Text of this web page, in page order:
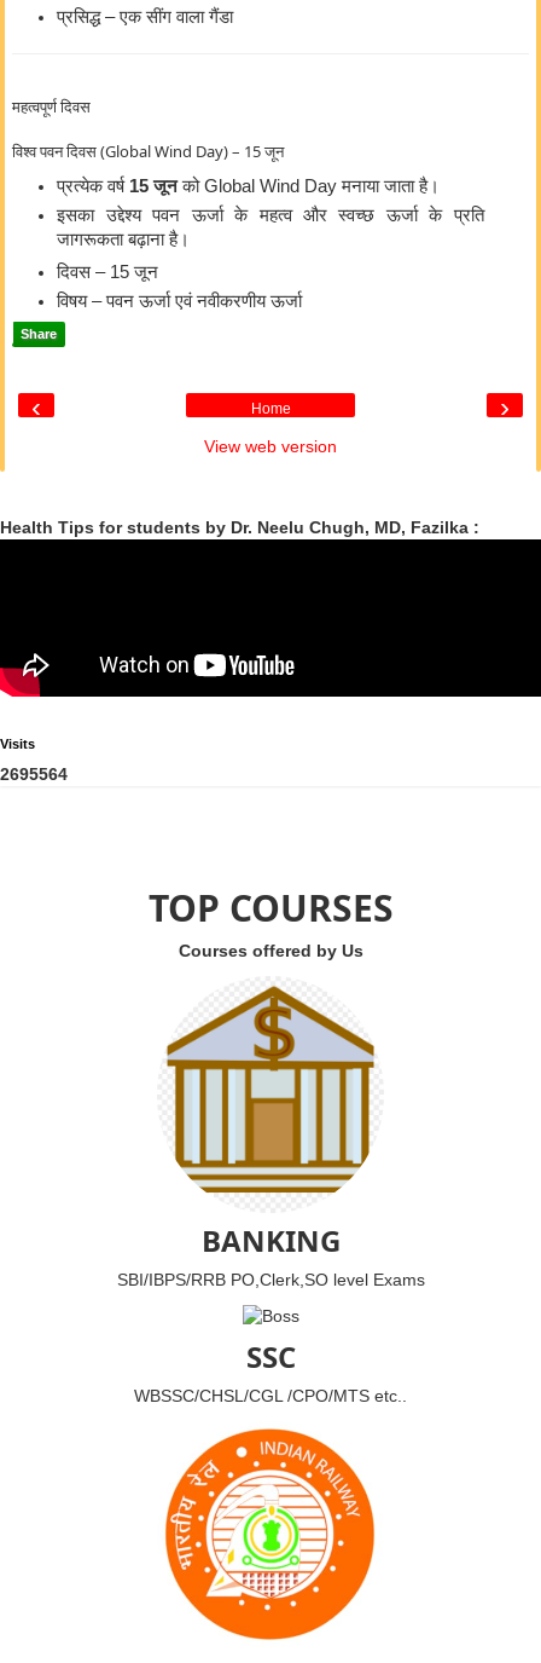
प्रसिद्ध – एक सींग वाला गैंडा
महत्वपूर्ण दिवस
विश्व पवन दिवस (Global Wind Day) – 15 जून
प्रत्येक वर्ष 15 जूनको Global Wind Day मनाया जाता है।
इसका उद्देश्य पवन ऊर्जा के महत्व और स्वच्छ ऊर्जा के प्रति
जागरूकता बढ़ाना है।
दिवस – 15 जून
विषय – पवन ऊर्जा एवं नवीकरणीय ऊर्जा
Share
‹ ›
Home
View web version
Health Tips for students by Dr. Neelu Chugh, MD, Fazilka :
Visits
2695564
TOP COURSES
Courses offered by Us
BANKING
SBI/IBPS/RRB PO,Clerk,SO level Exams
SSC
WBSSC/CHSL/CGL /CPO/MTS etc..